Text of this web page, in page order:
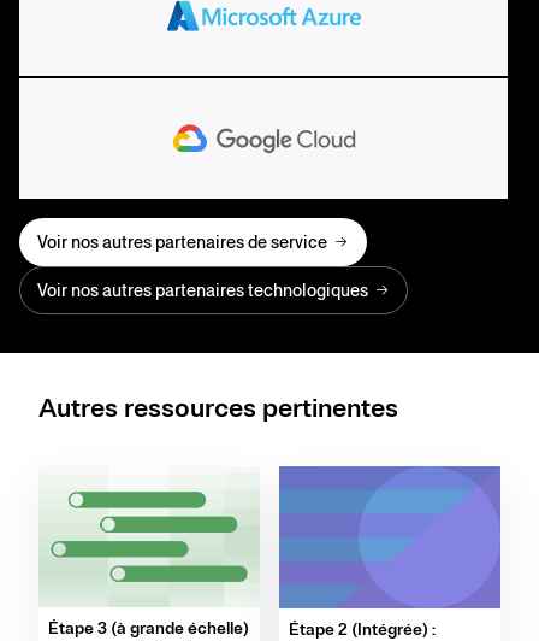
Voir nos autres partenaires de service
Voir nos autres partenaires technologiques
Autres ressources pertinentes
Étape 3 (à grande échelle)
Étape 2 (Intégrée) :